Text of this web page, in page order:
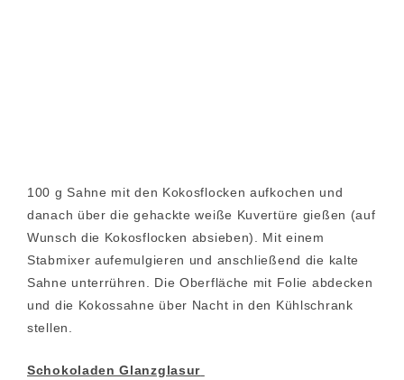
100 g Sahne mit den Kokosflocken aufkochen und
danach über die gehackte weiße Kuvertüre gießen (auf
Wunsch die Kokosflocken absieben). Mit einem
Stabmixer aufemulgieren und anschließend die kalte
Sahne unterrühren. Die Oberfläche mit Folie abdecken
und die Kokossahne über Nacht in den Kühlschrank
stellen.
Schokoladen Glanzglasur